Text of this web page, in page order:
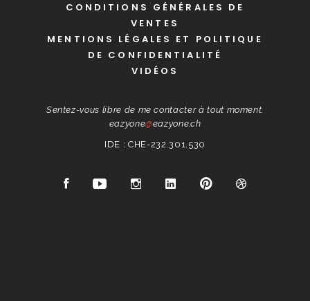
CONDITIONS GÉNÉRALES DE
VENTES
MENTIONS LÉGALES ET POLITIQUE
DE CONFIDENTIALITÉ
VIDÉOS
Sentez-vous libre de me contacter à tout moment.
eazyone@eazyone.ch
IDE : CHE-232.301.530